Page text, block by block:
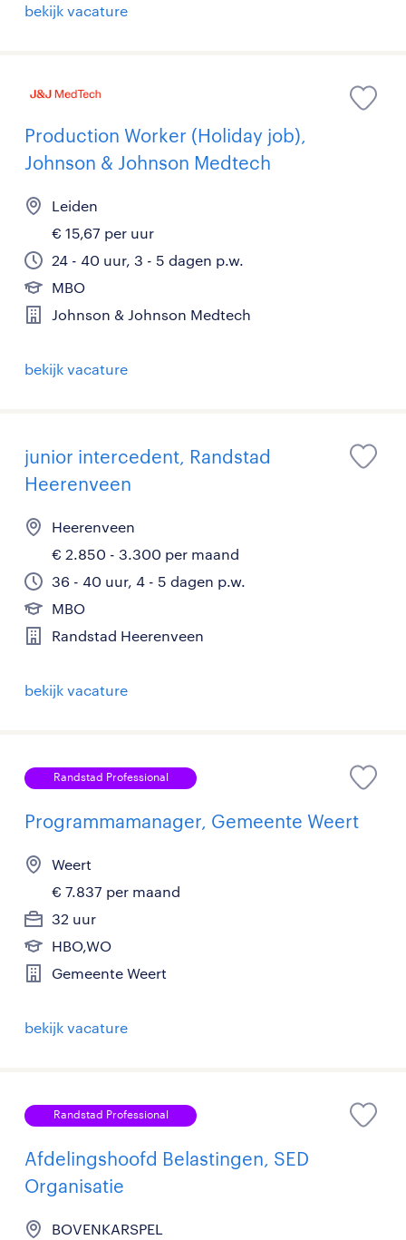
bekijk vacature
Production Worker (Holiday job),
Johnson & Johnson Medtech
Leiden
€ 15,67 per uur
24 - 40 uur, 3 - 5 dagen p.w.
MBO
Johnson & Johnson Medtech
bekijk vacature
junior intercedent, Randstad
Heerenveen
Heerenveen
€ 2.850 - 3.300 per maand
36 - 40 uur, 4 - 5 dagen p.w.
MBO
Randstad Heerenveen
bekijk vacature
Randstad Professional
Programmamanager, Gemeente Weert
Weert
€ 7.837 per maand
32 uur
HBO,WO
Gemeente Weert
bekijk vacature
Randstad Professional
Afdelingshoofd Belastingen, SED
Organisatie
BOVENKARSPEL